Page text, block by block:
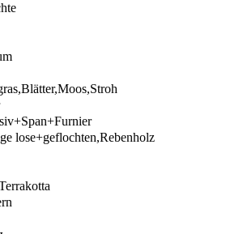
lose+geflochten,Rebenholz